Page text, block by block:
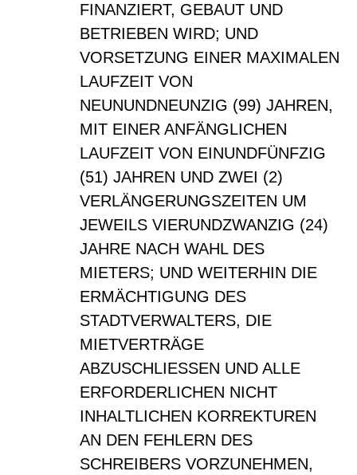
FINANZIERT, GEBAUT UND
BETRIEBEN WIRD; UND
VORSETZUNG EINER MAXIMALEN
LAUFZEIT VON
NEUNUNDNEUNZIG (99) JAHREN,
MIT EINER ANFÄNGLICHEN
LAUFZEIT VON EINUNDFÜNFZIG
(51) JAHREN UND ZWEI (2)
VERLÄNGERUNGSZEITEN UM
JEWEILS VIERUNDZWANZIG (24)
JAHRE NACH WAHL DES
MIETERS; UND WEITERHIN DIE
ERMÄCHTIGUNG DES
STADTVERWALTERS, DIE
MIETVERTRÄGE
ABZUSCHLIESSEN UND ALLE
ERFORDERLICHEN NICHT
INHALTLICHEN KORREKTUREN
AN DEN FEHLERN DES
SCHREIBERS VORZUNEHMEN,